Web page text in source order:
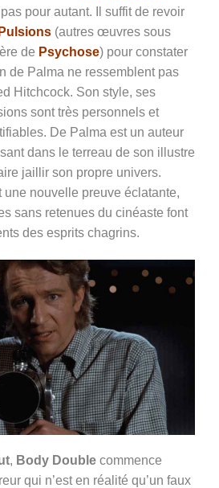
pas pour autant. Il suffit de revoir
Pulsions (autres œuvres sous
de Psychose) pour constater
de Palma ne ressemblent pas
Hitchcock. Son style, ses
sont très personnels et
De Palma est un auteur
dans le terreau de son illustre
jaillir son propre univers.
une nouvelle preuve éclatante,
sans retenues du cinéaste font
des esprits chagrins.
, Body Double commence
qui n’est en réalité qu’un faux